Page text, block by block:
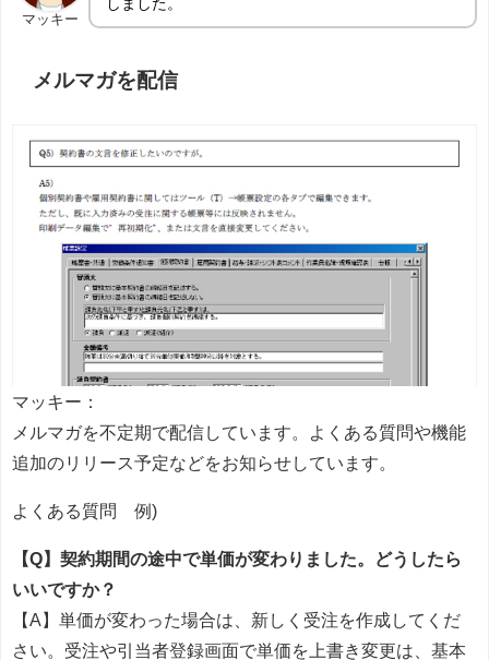
マッキー
しました。
メルマガを配信
マッキー：
メルマガを不定期で配信しています。よくある質問や機能
追加のリリース予定などをお知らせしています。
よくある質問 例)
【Q】契約期間の途中で単価が変わりました。どうしたら
いいですか？
【A】単価が変わった場合は、新しく受注を作成してくだ
さい。受注や引当者登録画面で単価を上書き変更は、基本